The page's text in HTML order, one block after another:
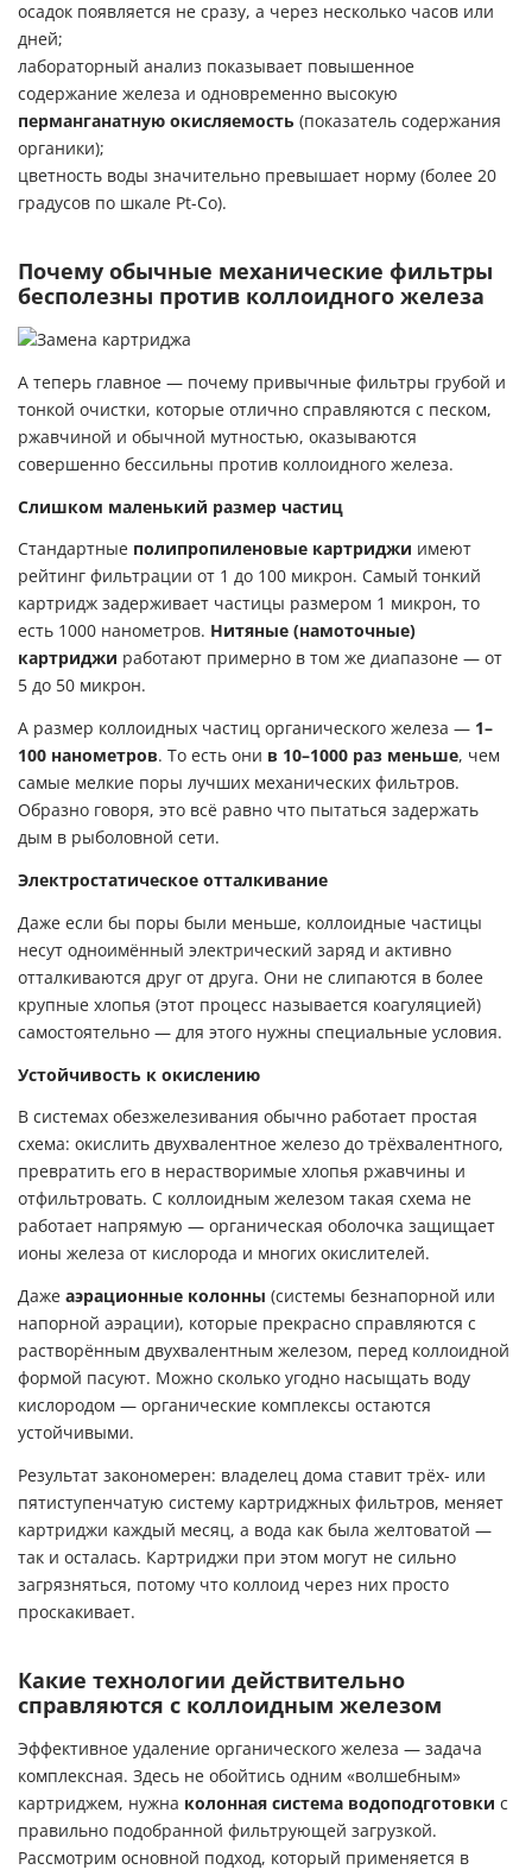
осадок появляется не сразу, а через несколько часов или
дней;
лабораторный анализ показывает повышенное
содержание железа и одновременно высокую
перманганатную окисляемость (показатель содержания
органики);
цветность воды значительно превышает норму (более 20
градусов по шкале Pt-Co).
Почему обычные механические фильтры
бесполезны против коллоидного железа
А теперь главное — почему привычные фильтры грубой и
тонкой очистки, которые отлично справляются с песком,
ржавчиной и обычной мутностью, оказываются
совершенно бессильны против коллоидного железа.
Слишком маленький размер частиц
Стандартные полипропиленовые картриджи имеют
рейтинг фильтрации от 1 до 100 микрон. Самый тонкий
картридж задерживает частицы размером 1 микрон, то
есть 1000 нанометров. Нитяные (намоточные)
картриджи работают примерно в том же диапазоне — от
5 до 50 микрон.
А размер коллоидных частиц органического железа — 1–
100 нанометров. То есть они в 10–1000 раз меньше, чем
самые мелкие поры лучших механических фильтров.
Образно говоря, это всё равно что пытаться задержать
дым в рыболовной сети.
Электростатическое отталкивание
Даже если бы поры были меньше, коллоидные частицы
несут одноимённый электрический заряд и активно
отталкиваются друг от друга. Они не слипаются в более
крупные хлопья (этот процесс называется коагуляцией)
самостоятельно — для этого нужны специальные условия.
Устойчивость к окислению
В системах обезжелезивания обычно работает простая
схема: окислить двухвалентное железо до трёхвалентного,
превратить его в нерастворимые хлопья ржавчины и
отфильтровать. С коллоидным железом такая схема не
работает напрямую — органическая оболочка защищает
ионы железа от кислорода и многих окислителей.
Даже аэрационные колонны (системы безнапорной или
напорной аэрации), которые прекрасно справляются с
растворённым двухвалентным железом, перед коллоидной
формой пасуют. Можно сколько угодно насыщать воду
кислородом — органические комплексы остаются
устойчивыми.
Результат закономерен: владелец дома ставит трёх- или
пятиступенчатую систему картриджных фильтров, меняет
картриджи каждый месяц, а вода как была желтоватой —
так и осталась. Картриджи при этом могут не сильно
загрязняться, потому что коллоид через них просто
проскакивает.
Какие технологии действительно
справляются с коллоидным железом
Эффективное удаление органического железа — задача
комплексная. Здесь не обойтись одним «волшебным»
картриджем, нужна колонная система водоподготовки с
правильно подобранной фильтрующей загрузкой.
Рассмотрим основной подход, который применяется в